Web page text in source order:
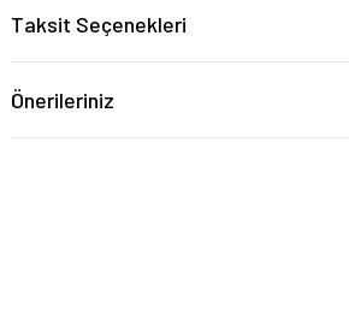
Taksit Seçenekleri
Önerileriniz